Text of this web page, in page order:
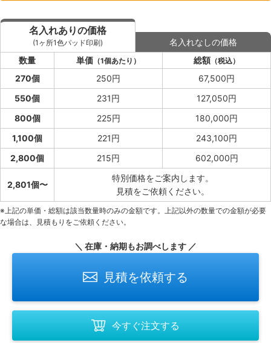
名入れありの価格
(1ヶ所1色パッド印刷)
名入れなしの価格
数量
単価 （1個あたり） 総額 （税込）
270個 250円
67,500円
550個
231円
127,050円
800個
225円
180,000円
1,100個
221円
243,100円
2,800個
215円 602,000円
2,801個〜
特別価格をご案内します。
見積をご依頼ください。
※上記の単価・総額は該当数量時のみの金額です。上記以外の数量での金額が必要
な場合は、見積もりをご依頼ください。
＼ 在庫・納期もお調べします ／
見積を依頼する
今すぐ注文する